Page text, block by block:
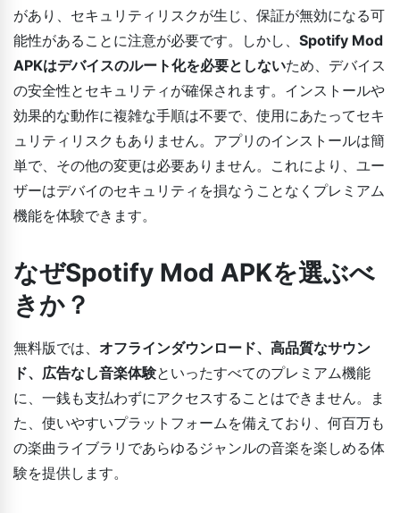
があり、セキュリティリスクが生じ、保証が無効になる可
能性があることに注意が必要です。しかし、 Spotify Mod
APKはデバイスのルート化を必要としないため、デバイス
の安全性とセキュリティが確保されます。インストールや
効果的な動作に複雑な手順は不要で、使用にあたってセキ
ュリティリスクもありません。アプリのインストールは簡
単で、その他の変更は必要ありません。これにより、ユー
ザーはデバイのセキュリティを損なうことなくプレミアム
機能を体験できます。
なぜSpotify Mod APKを選ぶべ
きか？
無料版では、 オフラインダウンロード、高品質なサウン
ド、広告なし音楽体験といったすべてのプレミアム機能
に、一銭も支払わずにアクセスすることはできません。ま
た、使いやすいプラットフォームを備えており、何百万も
の楽曲ライブラリであらゆるジャンルの音楽を楽しめる体
験を提供します。